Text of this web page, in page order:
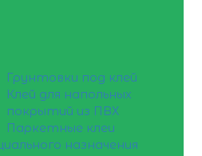
Грунтовки под клей
Клей для напольных
покрытий из ПВХ
Паркетные клеи
назначения